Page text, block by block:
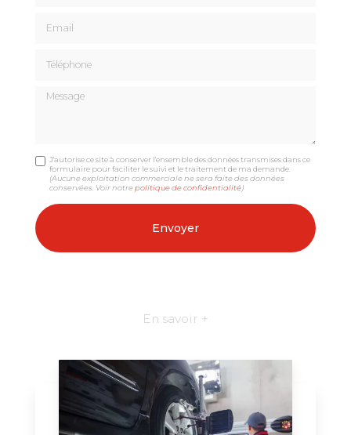
Message
J'autorise ce site à conserver l'ensemble des données transmises dans ce
formulaire pour faciliter le suivi et le traitement de ma demande.
(Aucune exploitation commerciale ne sera faite des données
conservées. Voir notrepolitique de confidentialité)
En savoir +